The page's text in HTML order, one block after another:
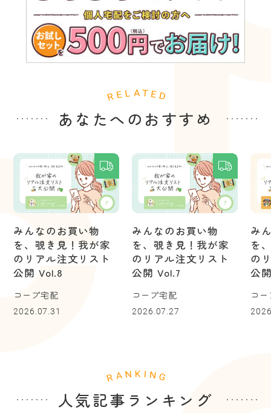
あなたへのおすすめ
みんなのお買い物
を、覗き見！我が家
のリアル注文リスト
公開 Vol.8
コープ宅配
2026.07.31
みんなのお買い物
を、覗き見！我が家
のリアル注文リスト
公開 Vol.7
コープ宅配
2026.07.27
み
を
の
公
コ
人気記事ランキング